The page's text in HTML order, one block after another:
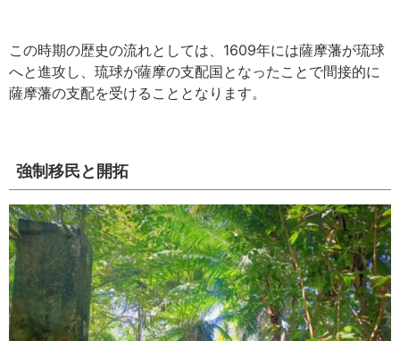
この時期の歴史の流れとしては、1609年には薩摩藩が琉球
へと進攻し、琉球が薩摩の支配国となったことで間接的に
薩摩藩の支配を受けることとなります。
強制移民と開拓